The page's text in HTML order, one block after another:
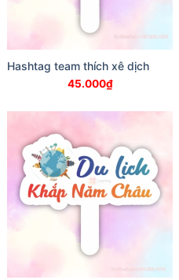
Hashtag team thích xê dịch
45.000₫